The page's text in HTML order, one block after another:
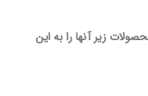
زیر آنها را به این